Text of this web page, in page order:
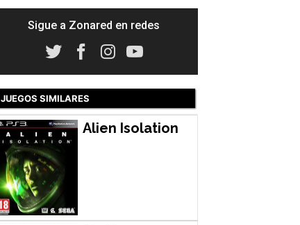
Sigue a Zonared en redes
JUEGOS SIMILARES
Alien Isolation